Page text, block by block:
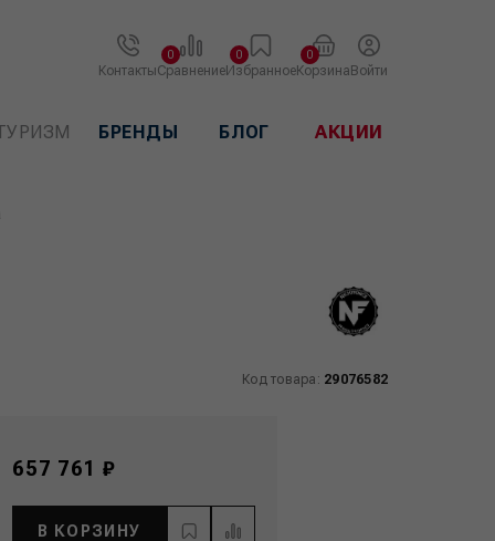
КонтактыСравнение
0
Избранное
0
Корзина
0
Войти
БРЕНДЫ БЛОГ АКЦИИ
Код товара: 29076582
657 761 ₽
В КОРЗИНУ